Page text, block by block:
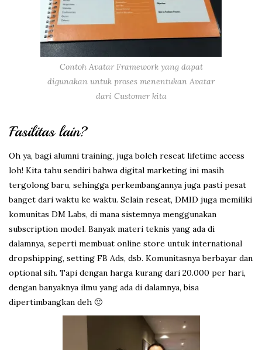
Contoh Avatar Framework yang dapat
digunakan untuk proses menentukan Avatar
dari Customer kita
Fasilitas lain?
Oh ya, bagi alumni training, juga boleh reseat lifetime access
loh! Kita tahu sendiri bahwa digital marketing ini masih
tergolong baru, sehingga perkembangannya juga pasti pesat
banget dari waktu ke waktu. Selain reseat, DMID juga memiliki
komunitas DM Labs, di mana sistemnya menggunakan
subscription model. Banyak materi teknis yang ada di
dalamnya, seperti membuat online store untuk international
dropshipping, setting FB Ads, dsb. Komunitasnya berbayar dan
optional sih. Tapi dengan harga kurang dari 20.000 per hari,
dengan banyaknya ilmu yang ada di dalamnya, bisa
dipertimbangkan deh 🙂